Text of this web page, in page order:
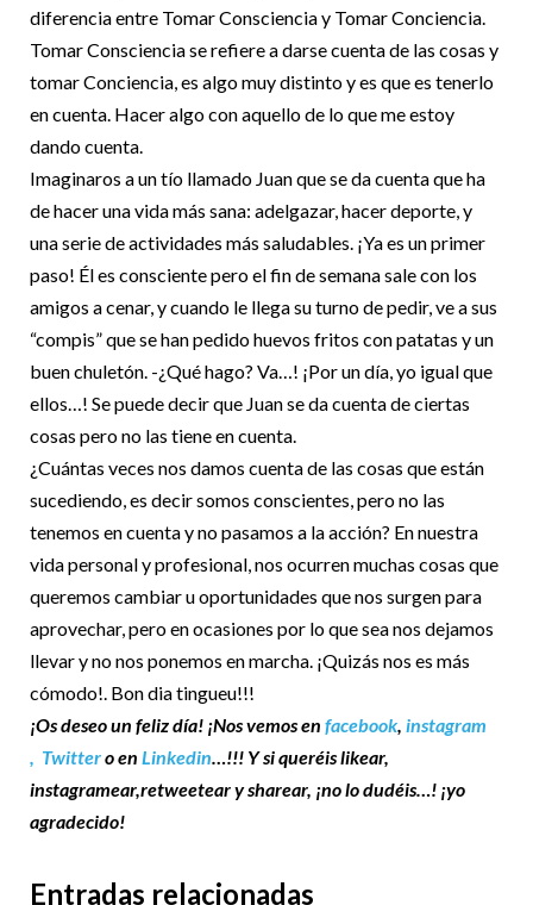
diferencia entre Tomar Consciencia y Tomar Conciencia.
Tomar Consciencia se refiere a darse cuenta de las cosas y
tomar Conciencia, es algo muy distinto y es que es tenerlo
en cuenta. Hacer algo con aquello de lo que me estoy
dando cuenta.
Imaginaros a un tío llamado Juan que se da cuenta que ha
de hacer una vida más sana: adelgazar, hacer deporte, y
una serie de actividades más saludables. ¡Ya es un primer
paso! Él es consciente pero el fin de semana sale con los
amigos a cenar, y cuando le llega su turno de pedir, ve a sus
“compis” que se han pedido huevos fritos con patatas y un
buen chuletón. -¿Qué hago? Va…! ¡Por un día, yo igual que
ellos…! Se puede decir que Juan se da cuenta de ciertas
cosas pero no las tiene en cuenta.
¿Cuántas veces nos damos cuenta de las cosas que están
sucediendo, es decir somos conscientes, pero no las
tenemos en cuenta y no pasamos a la acción? En nuestra
vida personal y profesional, nos ocurren muchas cosas que
queremos cambiar u oportunidades que nos surgen para
aprovechar, pero en ocasiones por lo que sea nos dejamos
llevar y no nos ponemos en marcha. ¡Quizás nos es más
cómodo!. Bon dia tingueu!!!
¡Os deseo un feliz día! ¡Nos vemos en facebook, instagram
, Twittero en Linkedin…!!! Y si queréis likear,
instagramear,retweetear y sharear, ¡no lo dudéis…! ¡yo
agradecido!
Entradas relacionadas